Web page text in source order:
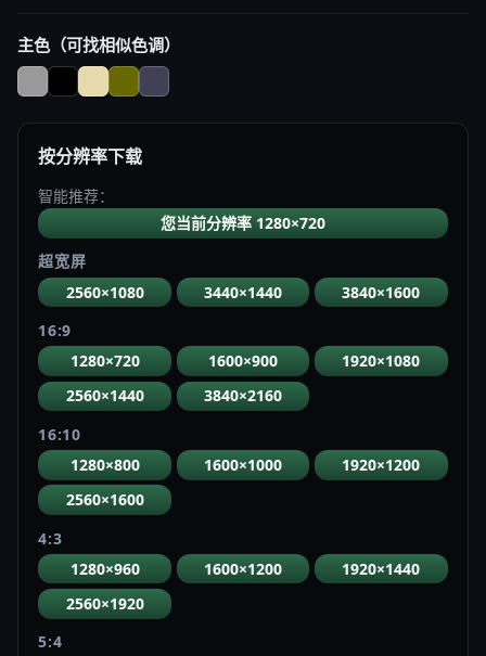
主色（可找相似色调）
按分辨率下载
智能推荐：
您当前分辨率 1280×720
超宽屏
2560×1080
3440×1440
3840×1600
16:9
1280×720
1600×900
1920×1080
2560×1440
3840×2160
16:10
1280×800
1600×1000
1920×1200
2560×1600
4:3
1280×960
1600×1200
1920×1440
2560×1920
5:4